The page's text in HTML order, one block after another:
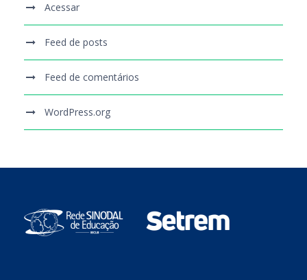
Acessar
Feed de posts
Feed de comentários
WordPress.org